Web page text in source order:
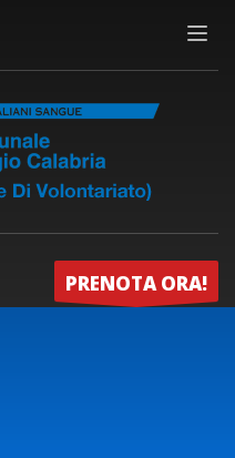
PRENOTA ORA!